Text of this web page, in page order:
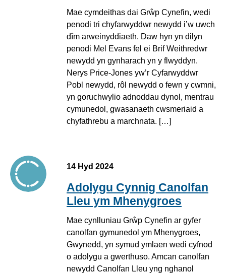
Mae cymdeithas dai Grŵp Cynefin, wedi
penodi tri chyfarwyddwr newydd i’w uwch
dîm arweinyddiaeth. Daw hyn yn dilyn
penodi Mel Evans fel ei Brif Weithredwr
newydd yn gynharach yn y flwyddyn.
Nerys Price-Jones yw’r Cyfarwyddwr
Pobl newydd, rôl newydd o fewn y cwmni,
yn goruchwylio adnoddau dynol, mentrau
cymunedol, gwasanaeth cwsmeriaid a
chyfathrebu a marchnata. […]
14 Hyd 2024
Adolygu Cynnig Canolfan
Lleu ym Mhenygroes
Mae cynlluniau Grŵp Cynefin ar gyfer
canolfan gymunedol ym Mhenygroes,
Gwynedd, yn symud ymlaen wedi cyfnod
o adolygu a gwerthuso. Amcan canolfan
newydd Canolfan Lleu yng nghanol